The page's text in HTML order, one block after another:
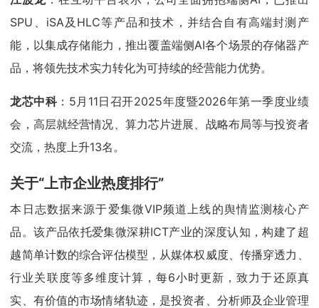
SPU、iSA及HLC等产品和技术，并结合自有高端封测产
能，以集成存储能力，推出覆盖端侧AI各个场景的存储器产
品，将领先技术实力转化为可持续的经营能力优势。
龙芯中科：5月11日召开2025年度暨2026年第一季度业绩
会，高层就经营情况、算力芯片进展、战略布局等与投资者
交流，热度上升13名。
关于“上市企业热度排行”
本日志数据来源于爱集微VIP频道上线的舆情监测核心产
品。该产品依托爱集微深耕ICT产业的深度认知，构建了超
越简单计数的综合评估模型，从媒体权威度、传播穿透力、
行业关联度等多维度计算，每6小时更新，致力于还原真
实、有价值的市场情绪轨迹，是投资者、分析师及企业管理